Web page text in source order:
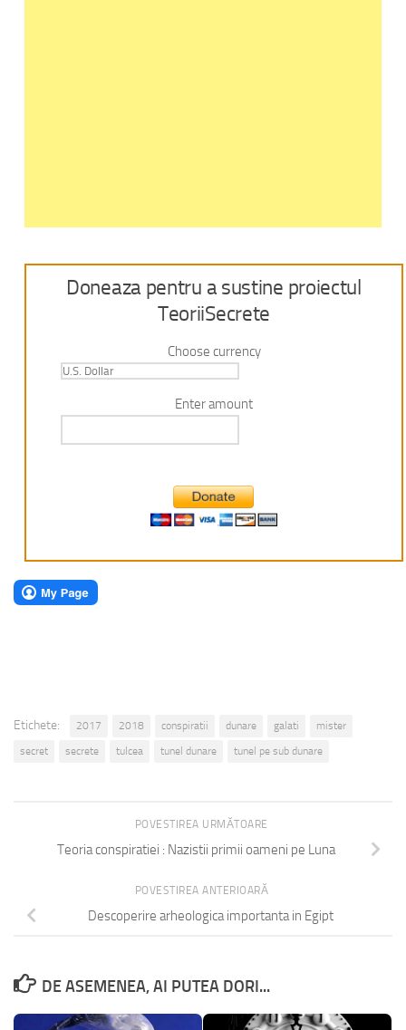
Doneaza pentru a sustine proiectul
TeoriiSecrete
Choose currency
Enter amount
Etichete: 2017 2018 conspiratii dunare galati
mister
secret
secrete tulcea tunel dunare tunel pe sub dunare
POVESTIREA URMĂTOARE
Teoria conspiratiei : Nazistii primii oameni pe Luna
POVESTIREA ANTERIOARĂ
Descoperire arheologica importanta in Egipt
DE ASEMENEA, AI PUTEA DORI...